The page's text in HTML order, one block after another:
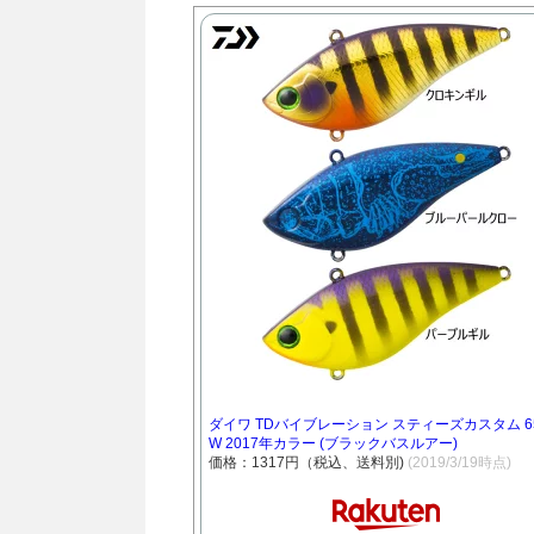
ダイワ TDバイブレーション スティーズカスタム
W 2017年カラー (ブラックバスルアー)
価格：1317円（税込、送料別) (2019/3/19時点)